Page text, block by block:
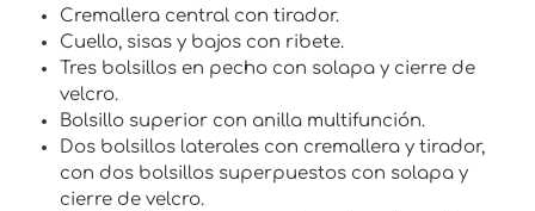
Cremallera central con tirador.
Cuello, sisas y bajos con ribete.
Tres bolsillos en pecho con solapa y cierre de
velcro.
Bolsillo superior con anilla multifunción.
Dos bolsillos laterales con cremallera y tirador,
con dos bolsillos superpuestos con solapa y
cierre de velcro.